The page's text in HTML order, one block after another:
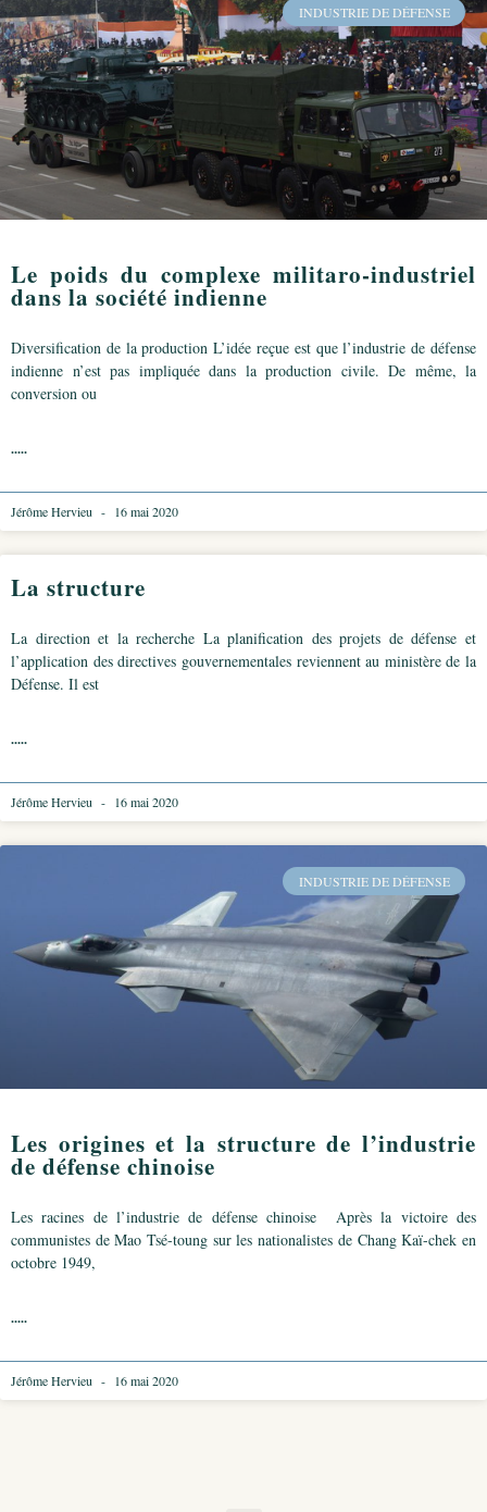
INDUSTRIE DE DÉFENSE
Le poids du complexe militaro-industriel
dans la société indienne
Diversification de la production L’idée reçue est que l’industrie de défense
indienne n’est pas impliquée dans la production civile. De même, la
conversion ou
.....
Jérôme Hervieu 16 mai 2020
La structure
La direction et la recherche La planification des projets de défense et
l’application des directives gouvernementales reviennent au ministère de la
Défense. Il est
.....
Jérôme Hervieu 16 mai 2020
INDUSTRIE DE DÉFENSE
Les origines et la structure de l’industrie
de défense chinoise
Les racines de l’industrie de défense chinoise Après la victoire des
communistes de Mao Tsé-toung sur les nationalistes de Chang Kaï-chek en
octobre 1949,
.....
Jérôme Hervieu 16 mai 2020